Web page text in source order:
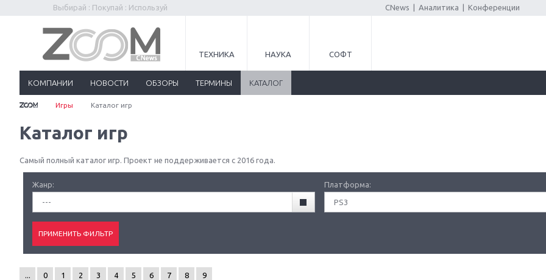
Выбирай : Покупай : Используй CNews Аналитика Конференции
ТЕХНИКА НАУКА СОФТ
КОМПАНИИ НОВОСТИ ОБЗОРЫ ТЕРМИНЫ КАТАЛОГ
Игры Каталог игр
Каталог игр
Самый полный каталог игр. Проект не поддерживается с 2016 года.
Жанр:
---
Платформа:
PS3
0 1 2 3 4 5 6 7 8
9